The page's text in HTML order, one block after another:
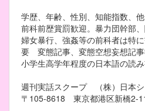
学歴、年齢、性別、知能指数、
前科前歴賞罰歓迎。暴力団幹部
婦女暴行、強姦等の前科者は特に
要 変態記事、変態空想妄想記事
小学生高学年程度の日本語の読み
週刊実話スクープ （株）日本
〒105-8618 東京都港区新橋2-